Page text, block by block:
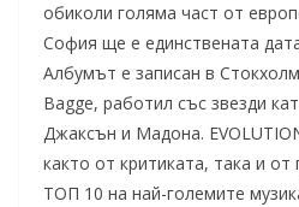
обиколи голяма част от
София ще е единствената
Албумът е записан в
Bagge, работил със звезди
Джаксън и Мадона.
както от критиката, така и от
ТОП 10 на най-големите